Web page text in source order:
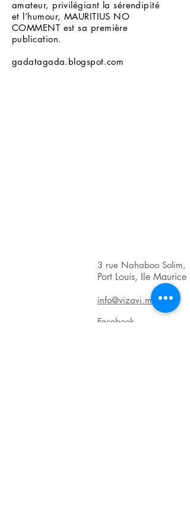
amateur, privilégiant la sérendipité
et l’humour, MAURITIUS NO
COMMENT est sa première
publication.
gadatagada.blogspot.com
3 rue Nahaboo Solim,
Port Louis, Ile Maurice
info@vizavi.mu
Facebook